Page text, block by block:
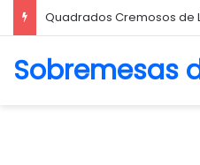
Biscoito Amanteigado
Sobremesas